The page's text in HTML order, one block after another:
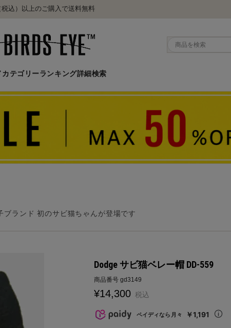
込）以上のご購入で送料無料
カテゴリーランキング詳細検索
ブランド 初のサビ猫ちゃんが登場です
Dodge サビ猫ベレー帽 DD-559
商品番号 gd3149
¥14,300 税込
ペイディなら月々 ￥1,191